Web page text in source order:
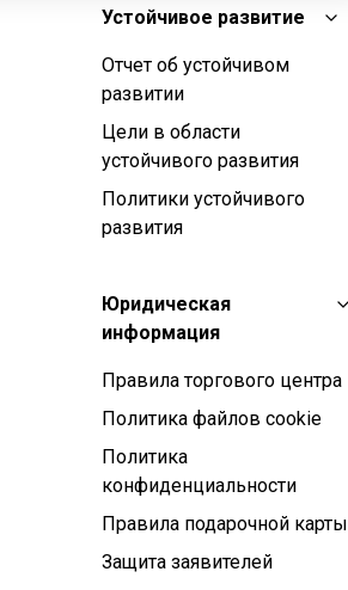
Устойчивое развитие
Отчет об устойчивом
развитии
Цели в области
устойчивого развития
Политики устойчивого
развития
Юридическая
информация
Правила торгового центра
Политика файлов cookie
Политика
конфиденциальности
Правила подарочной карты
Защита заявителей